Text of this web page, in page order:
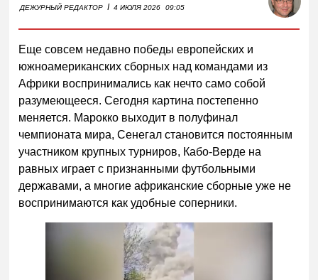
ДЕЖУРНЫЙ РЕДАКТОР I 4 ИЮЛЯ 2026 09:05
Еще совсем недавно победы европейских и
южноамериканских сборных над командами из
Африки воспринимались как нечто само собой
разумеющееся. Сегодня картина постепенно
меняется. Марокко выходит в полуфинал
чемпионата мира, Сенегал становится постоянным
участником крупных турниров, Кабо-Верде на
равных играет с признанными футбольными
державами, а многие африканские сборные уже не
воспринимаются как удобные соперники.